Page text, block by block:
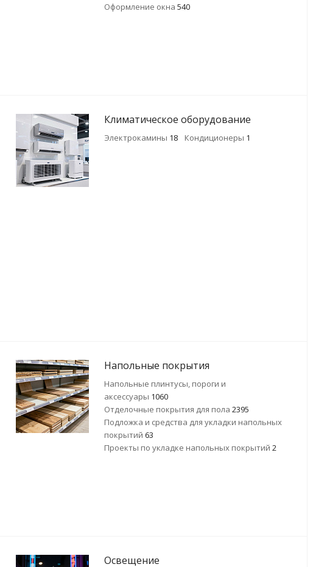
Оформление окна 540
Климатическое оборудование
Электрокамины 18 Кондиционеры 1
Напольные покрытия
Напольные плинтусы, пороги и
аксессуары 1060
Отделочные покрытия для пола 2395
Подложка и средства для укладки напольных
покрытий 63
Проекты по укладке напольных покрытий 2
Освещение